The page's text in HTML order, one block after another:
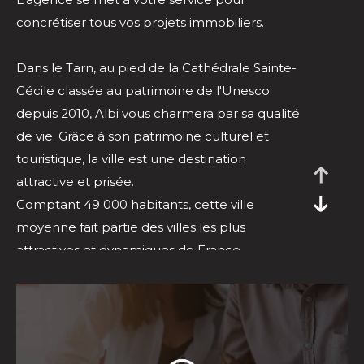
concrétiser tous vos projets immobiliers.
Dans le Tarn, au pied de la Cathédrale Sainte-
Cécile classée au patrimoine de l'Unesco
depuis 2010, Albi vous charmera par sa qualité
de vie. Grâce à son patrimoine culturel et
touristique, la ville est une destination
attractive et prisée.
Comptant 49 000 habitants, cette ville
moyenne fait partie des villes les plus
attractives et dynamiques de France.
C'est une ville animée, on y recense des
équipements culturels tel que 2 théâtres et 3
cinémas, la faculté Champollion et plusieurs